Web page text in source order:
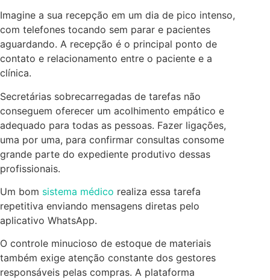
Imagine a sua recepção em um dia de pico intenso,
com telefones tocando sem parar e pacientes
aguardando. A recepção é o principal ponto de
contato e relacionamento entre o paciente e a
clínica.
Secretárias sobrecarregadas de tarefas não
conseguem oferecer um acolhimento empático e
adequado para todas as pessoas. Fazer ligações,
uma por uma, para confirmar consultas consome
grande parte do expediente produtivo dessas
profissionais.
Um bom sistema médico realiza essa tarefa
repetitiva enviando mensagens diretas pelo
aplicativo WhatsApp.
O controle minucioso de estoque de materiais
também exige atenção constante dos gestores
responsáveis pelas compras. A plataforma